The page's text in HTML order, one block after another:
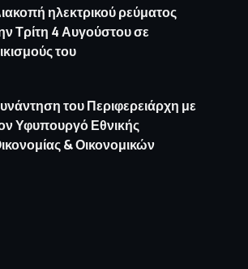
ηλεκτρικού ρεύματος
Τρίτη 4 Αυγούστου σε
του
του Περιφερειάρχη με
Υφυπουργό Εθνικής
& Οικονομικών